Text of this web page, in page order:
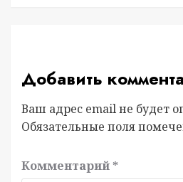
Добавить
Ваш адрес email не будет
Обязательные поля
Комментарий *